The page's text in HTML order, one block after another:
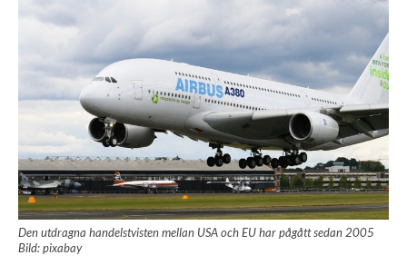
Den utdragna handelstvisten mellan USA och EU har pågått sedan 2005
Bild: pixabay